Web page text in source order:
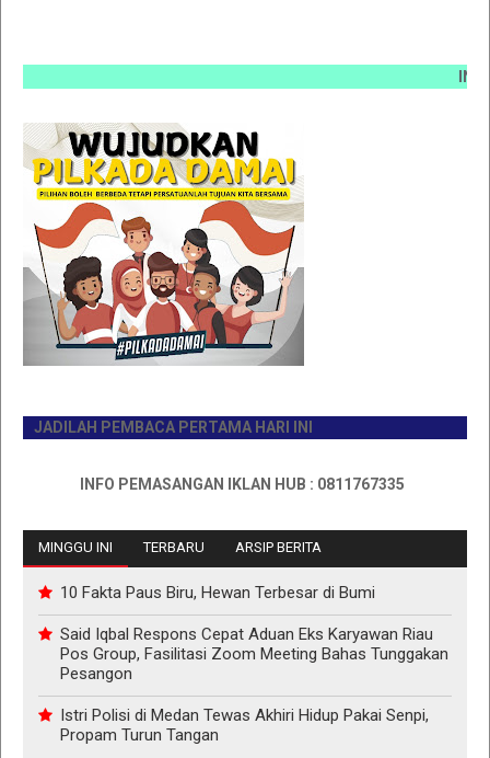
INFO
JADILAH PEMBACA PERTAMA HARI INI
INFO PEMASANGAN IKLAN HUB : 0811767335
MINGGU INI TERBARU ARSIP BERITA
10 Fakta Paus Biru, Hewan Terbesar di Bumi
Said Iqbal Respons Cepat Aduan Eks Karyawan Riau
Pos Group, Fasilitasi Zoom Meeting Bahas Tunggakan
Pesangon
Istri Polisi di Medan Tewas Akhiri Hidup Pakai Senpi,
Propam Turun Tangan